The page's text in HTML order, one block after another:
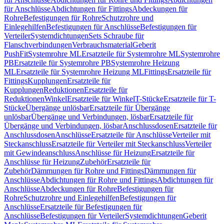
für AnschlüsseAbdichtungen für FittingsAbdeckungen für
RohreBefestigungen für RohreSchutzrohre und
EinlegehilfenBefestigungen für AnschlüsseBefestigungen für
VerteilerSystemdichtungenSets Schraube für
FlanschverbindungenVerbrauchsmaterialGeberit
PushFitSystemrohre MLErsatzteile für Systemrohre MLSystemrohre
PBErsatzteile für Systemrohre PBSystemrohre Heizung
MLErsatzteile für Systemrohre Heizung MLFittingsErsatzteile für
FittingsKupplungenErsatzteile für
KupplungenReduktionenErsatzteile für
ReduktionenWinkelErsatzteile für WinkelT-StückeErsatzteile für T-
StückeÜbergänge unlösbarErsatzteile für Übergänge
unlösbarÜbergänge und Verbindungen, lösbarErsatzteile für
Übergänge und Verbindungen, lösbarAnschlussdosenErsatzteile für
AnschlussdosenAnschlüsseErsatzteile für AnschlüsseVerteiler mit
SteckanschlussErsatzteile für Verteiler mit SteckanschlussVerteiler
mit GewindeanschlussAnschlüsse für HeizungErsatzteile für
Anschlüsse für HeizungZubehörErsatzteile für
ZubehörDämmungen für Rohre und FittingsDämmungen für
AnschlüsseAbdichtungen für Rohre und FittingsAbdichtungen für
AnschlüsseAbdeckungen für RohreBefestigungen für
RohreSchutzrohre und EinlegehilfenBefestigungen für
AnschlüsseErsatzteile für Befestigungen für
AnschlüsseBefestigungen für VerteilerSystemdichtungenGeberit